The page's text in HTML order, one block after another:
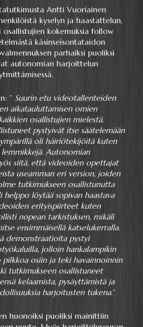
Antti Vuoriainen
kyselyn ja haastattelun,
kokemuksia follow
käsinseisontataidon
parhaiksi puoliksi
autonomian harjoittelun
” Suurin etu videotallenteiden
aikatauluttamisen omien
osallistujien mielestä.
pystyivät itse säätelemään
oli häiriötekijöitä kuten
Autonomian
siitä, että videoiden opettajat
useamman eri version, joiden
tutkimukseen osallistunutta
löytää sopivan haastava
erityispiirteet kuten
nopean tarkistuksen, mikäli
ensimmäisellä katselukerralla.
demonstraatioita pystyi
jolloin hankalampikin
osiin ja teki havainnoinnin
tutkimukseen osallistuneet
kelaamista, pysäyttämistä ja
harjoitusten tukena.”
huonoiksi puoliksi mainittiin